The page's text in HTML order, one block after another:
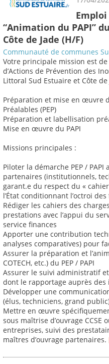
“Animation du PAPI”
Côte de Jade (H/F)
Communauté de communes
Votre principale mission est
d’Actions de Prévention des
Littoral Sud Estuaire et Côte
Préparation et mise en œuvre
Préalables (PEP)
Préparation et labellisation
Mise en œuvre du PAPI
Missions principales :
Piloter la démarche PEP / PAPI
partenaires (institutionnels,
garant.e du respect du «
l’État conditionnant l’octroi
Rédiger les cahiers des
prestations avec l’appui du
service finances
Apporter une contribution
analyses comparatives) pour
Assurer la préparation et
COTECH, etc.) du PEP / PAPI
Assurer le suivi administratif
dont le rapportage auprès des
Développer une
(élus, techniciens, grand
Mettre en œuvre
sous maîtrise d’ouvrage CCSE
entreprises, suivi des
maîtres d’ouvrage partenaires.